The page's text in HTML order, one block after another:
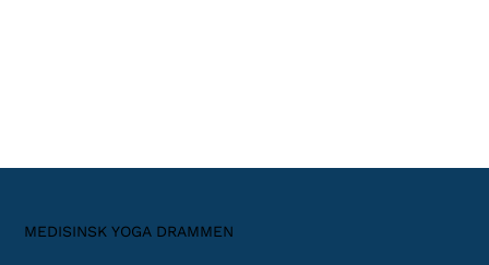
MEDISINSK YOGA DRAMMEN